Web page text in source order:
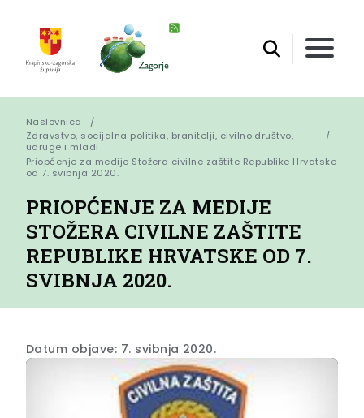
Naslovnica
Zdravstvo, socijalna politika, branitelji, civilno društvo,
udruge i mladi
Priopćenje za medije Stožera civilne zaštite Republike Hrvatske
od 7. svibnja 2020.
PRIOPĆENJE ZA MEDIJE
STOŽERA CIVILNE ZAŠTITE
REPUBLIKE HRVATSKE OD 7.
SVIBNJA 2020.
Datum objave: 7. svibnja 2020.